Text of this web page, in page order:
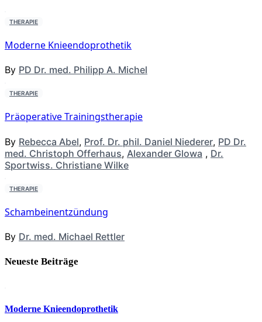
THERAPIE
Moderne Knieendoprothetik
By PD Dr. med. Philipp A. Michel
THERAPIE
Präoperative Trainingstherapie
By Rebecca Abel, Prof. Dr. phil. Daniel Niederer, PD Dr.
med. Christoph Offerhaus, Alexander Glowa , Dr.
Sportwiss. Christiane Wilke
THERAPIE
Schambeinentzündung
By Dr. med. Michael Rettler
Neueste Beiträge
Moderne Knieendoprothetik